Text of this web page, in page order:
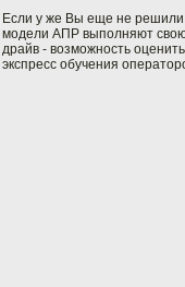
Если у же Вы еще не решили
модели АПР выполняют свою
драйв - возможность
экспресс обучения